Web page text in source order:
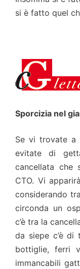
si è fatto quel
Sporcizia nel
Se vi trovate a
evitate di
cancellata che
CTO. Vi
considerando
circonda un
c’è tra la
da siepe c’è di
bottiglie, ferri
immancabili